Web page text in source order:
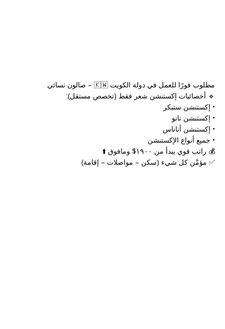
مطلوب فورًا للعمل في دولة الكويت 🇰🇼 – صالون نسائي
🔹 أخصائيات إكستنشن شعر فقط (تخصص مستقل):
• إكستنشن ستيكر
• إكستنشن نانو
• إكستنشن أناناس
• جميع أنواع الإكستنشن
💰 راتب قوي يبدأ من ١٩٠٠$ ومافوق ⬆️
✅ مؤمَّن كل شيء (سكن – مواصلات – إقامة)